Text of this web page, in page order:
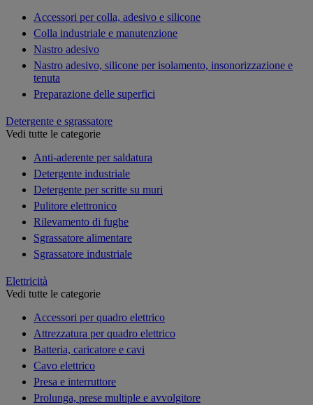
Accessori per colla, adesivo e silicone
Colla industriale e manutenzione
Nastro adesivo
Nastro adesivo, silicone per isolamento, insonorizzazione e
tenuta
Preparazione delle superfici
Detergente e sgrassatore
Vedi tutte le categorie
Anti-aderente per saldatura
Detergente industriale
Detergente per scritte su muri
Pulitore elettronico
Rilevamento di fughe
Sgrassatore alimentare
Sgrassatore industriale
Elettricità
Vedi tutte le categorie
Accessori per quadro elettrico
Attrezzatura per quadro elettrico
Batteria, caricatore e cavi
Cavo elettrico
Presa e interruttore
Prolunga, prese multiple e avvolgitore